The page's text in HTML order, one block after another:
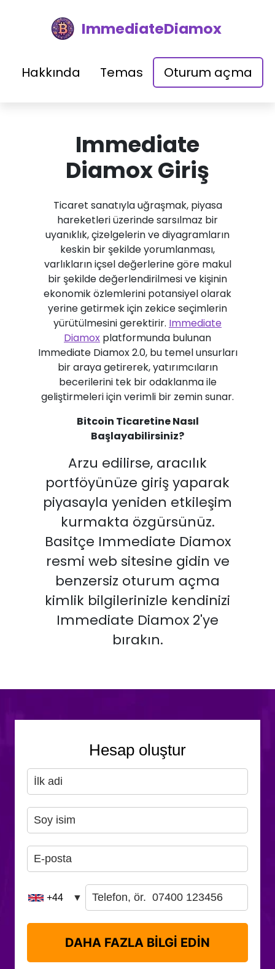
ImmediateDiamox
Hakkında Temas Oturum açma
Immediate
Diamox Giriş
Ticaret sanatıyla uğraşmak, piyasa
hareketleri üzerinde sarsılmaz bir
uyanıklık, çizelgelerin ve diyagramların
keskin bir şekilde yorumlanması,
varlıkların içsel değerlerine göre makul
bir şekilde değerlendirilmesi ve kişinin
ekonomik özlemlerini potansiyel olarak
yerine getirmek için zekice seçimlerin
yürütülmesini gerektirir. Immediate
Diamox platformunda bulunan
Immediate Diamox 2.0, bu temel unsurları
bir araya getirerek, yatırımcıların
becerilerini tek bir odaklanma ile
geliştirmeleri için verimli bir zemin sunar.
Bitcoin Ticaretine Nasıl
Başlayabilirsiniz?
Arzu edilirse, aracılık
portföyünüze giriş yaparak
piyasayla yeniden etkileşim
kurmakta özgürsünüz.
Basitçe Immediate Diamox
resmi web sitesine gidin ve
benzersiz oturum açma
kimlik bilgilerinizle kendinizi
Immediate Diamox 2'ye
bırakın.